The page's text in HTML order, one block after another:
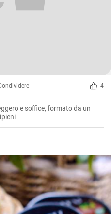
4
e soffice, formato da un